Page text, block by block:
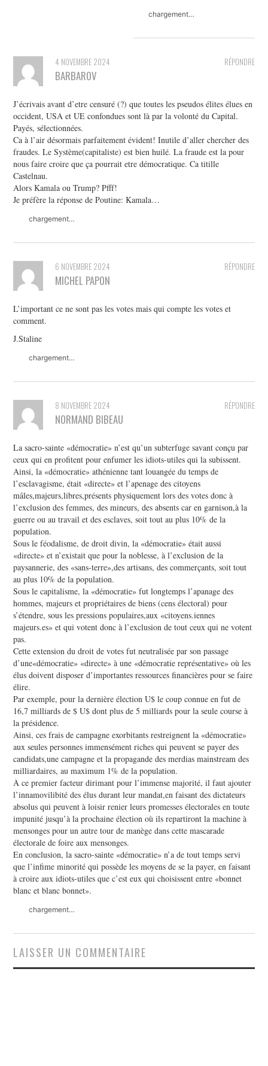
chargement…
RÉPONDRE
4 NOVEMBRE 2024
BARBAROV
J’écrivais avant d’etre censuré (?) que toutes les pseudos élites élues en
occident, USA et UE confondues sont là par la volonté du Capital.
Payés, sélectionnées.
Ca à l’air désormais parfaitement évident! Inutile d’aller chercher des
fraudes. Le Système(capitaliste) est bien huilé. La fraude est la pour
nous faire croire que ça pourrait etre démocratique. Ca titille
Castelnau.
Alors Kamala ou Trump? Pfff!
Je préfère la réponse de Poutine: Kamala…
chargement…
RÉPONDRE
6 NOVEMBRE 2024
MICHEL PAPON
L’important ce ne sont pas les votes mais qui compte les votes et
comment.
J.Staline
chargement…
RÉPONDRE
8 NOVEMBRE 2024
NORMAND BIBEAU
La sacro-sainte «démocratie» n’est qu’un subterfuge savant conçu par
ceux qui en profitent pour enfumer les idiots-utiles qui la subissent.
Ainsi, la «démocratie» athénienne tant louangée du temps de
l’esclavagisme, était «directe» et l’apenage des citoyens
mâles,majeurs,libres,présents physiquement lors des votes donc à
l’exclusion des femmes, des mineurs, des absents car en garnison,à la
guerre ou au travail et des esclaves, soit tout au plus 10% de la
population.
Sous le féodalisme, de droit divin, la «démocratie» était aussi
«directe» et n’existait que pour la noblesse, à l’exclusion de la
paysannerie, des «sans-terre»,des artisans, des commerçants, soit tout
au plus 10% de la population.
Sous le capitalisme, la «démocratie» fut longtemps l’apanage des
hommes, majeurs et propriétaires de biens (cens électoral) pour
s’étendre, sous les pressions populaires,aux «citoyens.iennes
majeurs.es» et qui votent donc à l’exclusion de tout ceux qui ne votent
pas.
Cette extension du droit de votes fut neutralisée par son passage
d’une«démocratie» «directe» à une «démocratie représentative» où les
élus doivent disposer d’importantes ressources financières pour se faire
élire.
Par exemple, pour la dernière élection U$ le coup connue en fut de
16,7 milliards de $ U$ dont plus de 5 milliards pour la seule course à
la présidence.
Ainsi, ces frais de campagne exorbitants restreignent la «démocratie»
aux seules personnes immensément riches qui peuvent se payer des
candidats,une campagne et la propagande des merdias mainstream des
milliardaires, au maximum 1% de la population.
À ce premier facteur dirimant pour l’immense majorité, il faut ajouter
l’innamovilibité des élus durant leur mandat,en faisant des dictateurs
absolus qui peuvent à loisir renier leurs promesses électorales en toute
impunité jusqu’à la prochaine élection où ils repartiront la machine à
mensonges pour un autre tour de manège dans cette mascarade
électorale de foire aux mensonges.
En conclusion, la sacro-sainte «démocratie» n’a de tout temps servi
que l’infime minorité qui possède les moyens de se la payer, en faisant
à croire aux idiots-utiles que c’est eux qui choisissent entre «bonnet
blanc et blanc bonnet».
chargement…
LAISSER UN COMMENTAIRE